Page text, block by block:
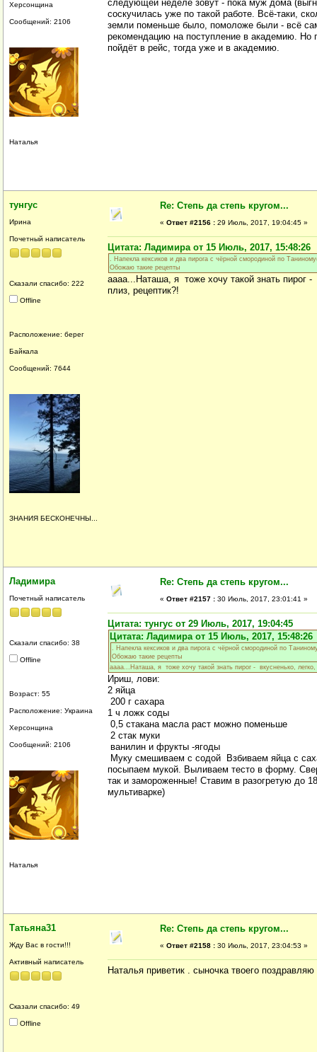
Херсонщина
Сообщений: 2106
Наталья
следующей неделе зовут - пока муж дома
соскучилась уже по такой работе. Всё-таки,
земли поменьше было, помоложе были - всё
рекомендацию на поступление в академию. Но
пойдёт в рейс, тогда уже и в академию.
тунгус
Ирина
Почетный написатель
Сказали спасибо: 222
Offline
Расположение: берег
Байкала
Сообщений: 7644
ЗНАНИЯ БЕСКОНЕЧНЫ...
Re: Степь да степь кругом...
« Ответ #2156 : 29 Июль, 2017, 19:04:45 »
Цитата: Ладимира от 15 Июль, 2017, 15:48:26
. Напекла кексиков и два пирога с чёрной смородиной по
Обожаю такие рецепты
аааа...Наташа, я тоже хочу такой знать пирог
плиз, рецептик?!
Ладимира
Почетный написатель
Сказали спасибо: 38
Offline
Возраст: 55
Расположение: Украина
Херсонщина
Сообщений: 2106
Наталья
Re: Степь да степь кругом...
« Ответ #2157 : 30 Июль, 2017, 23:01:41 »
Цитата: тунгус от 29 Июль, 2017, 19:04:45
Цитата: Ладимира от 15 Июль, 2017, 15:48:26
. Напекла кексиков и два пирога с чёрной смородиной по
Обожаю такие рецепты
аааа...Наташа, я тоже хочу такой знать пирог - вкусненько,
Ириш, лови:
2 яйца
200 г сахара
1 ч ложк соды
0,5 стакана масла раст можно поменьше
2 стак муки
ванилин и фрукты -ягоды
Муку смешиваем с содой Взбиваем яйца с
посыпаем мукой. Выливаем тесто в форму.
так и замороженные! Ставим в разогретую до
мультиварке)
Татьяна31
Жду Вас в гости!!!
Активный написатель
Сказали спасибо: 49
Offline
Re: Степь да степь кругом...
« Ответ #2158 : 30 Июль, 2017, 23:04:53 »
Наталья приветик . сыночка твоего